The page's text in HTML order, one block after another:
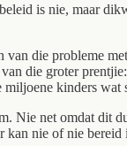
is nie, maar
die probleme
die groter
kinders
net omdat dit
kan nie of nie